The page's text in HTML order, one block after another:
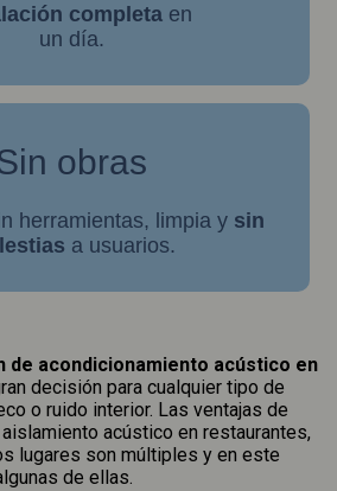
completaen
un día.
obras
herramientas, limpia y sin
a usuarios.
de acondicionamiento acústico en
decisión para cualquier tipo de
o ruido interior. Las ventajas de
acústico en restaurantes,
lugares son múltiples y en este
de ellas.